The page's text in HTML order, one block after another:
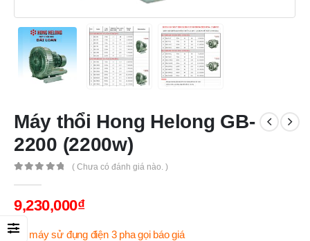
Máy thổi Hong Helong GB-
2200 (2200w)
( Chưa có đánh giá nào. )
9,230,000₫
Có máy sử đụng điện 3 pha gọi báo giá